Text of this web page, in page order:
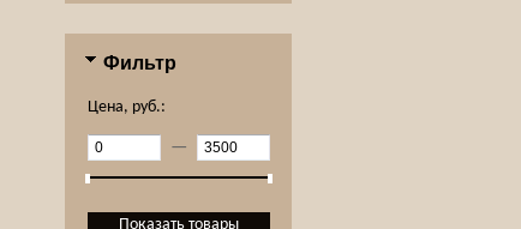
Фильтр
Цена, руб.:
—